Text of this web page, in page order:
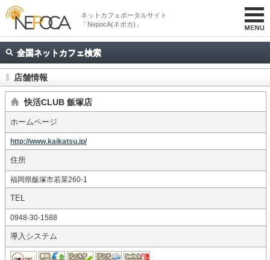
ネットカフェポータルサイト
「NepocA(ネポカ)」
全国ネットカフェ検索
店舗情報
快活CLUB 飯塚店
ホームページ
http://www.kaikatsu.jp/
住所
福岡県飯塚市若菜260-1
TEL
0948-30-1588
導入システム